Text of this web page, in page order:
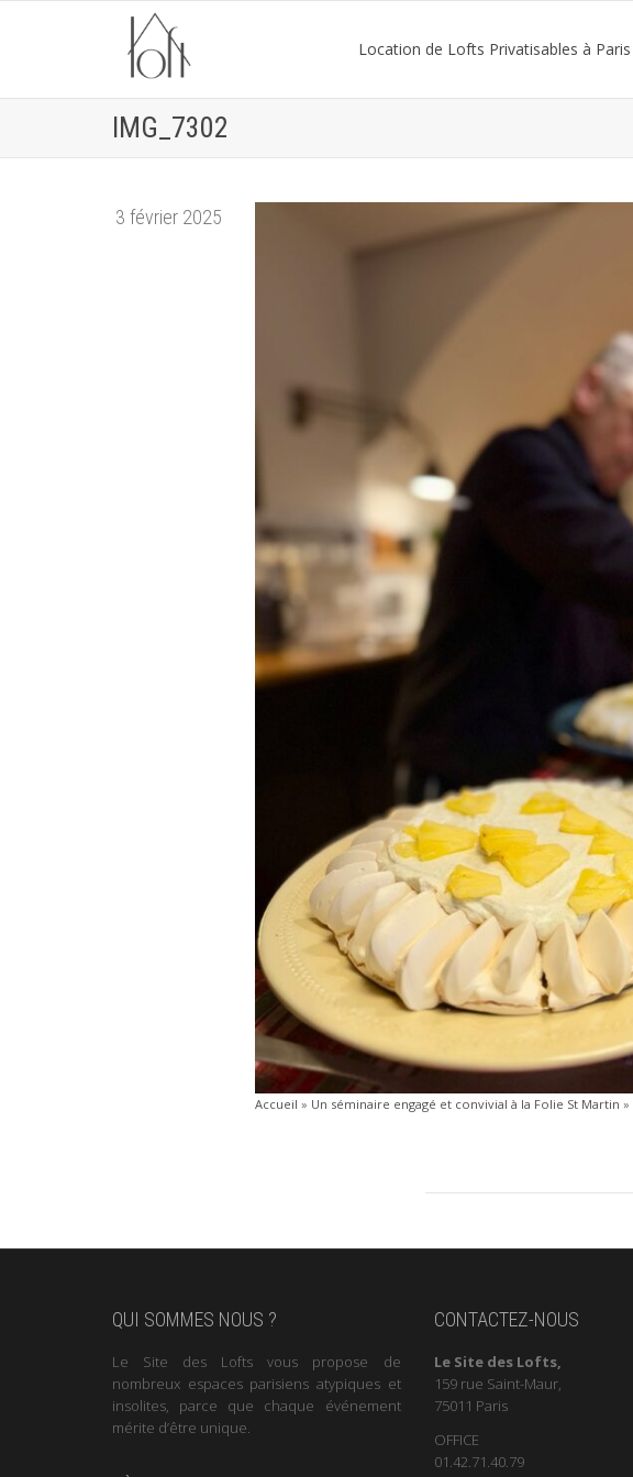
Location de Lofts Privatisables à Paris
IMG_7302
3 février 2025
Accueil » Un séminaire engagé et convivial à la Folie St Martin »
QUI SOMMES NOUS ?
Le Site des Lofts vous propose de
nombreux espaces parisiens atypiques et
insolites, parce que chaque événement
mérite d’être unique.
CONTACTEZ-NOUS
Le Site des Lofts,
159 rue Saint-Maur,
75011 Paris
OFFICE
01.42.71.40.79